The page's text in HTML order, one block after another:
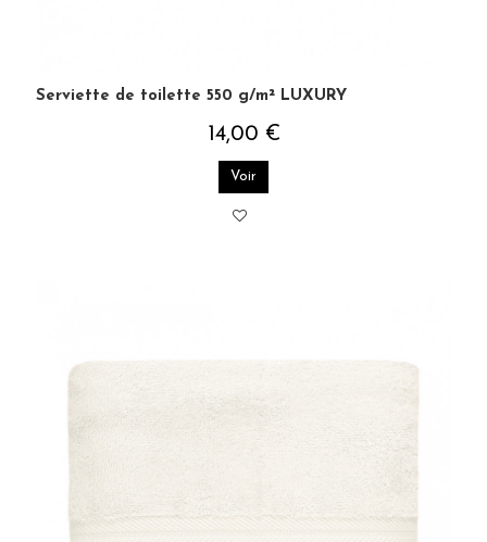
Serviette de toilette 550 g/m² LUXURY
14,00 €
Voir